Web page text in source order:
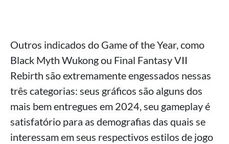
Outros indicados do Game of the Year, como
Black Myth Wukong ou Final Fantasy VII
Rebirth são extremamente engessados nessas
três categorias: seus gráficos são alguns dos
mais bem entregues em 2024, seu gameplay é
satisfatório para as demografias das quais se
interessam em seus respectivos estilos de jogo